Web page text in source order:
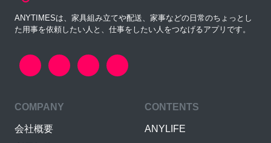
ANYTIMESは、家具組み立てや配送、家事などの日常のちょっとし
た用事を依頼したい人と、仕事をしたい人をつなげるアプリです。
COMPANY
会社概要
CONTENTS
ANYLIFE